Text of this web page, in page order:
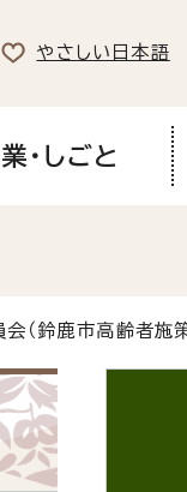
やさしい日本語
・しごと
（鈴鹿市高齢者施